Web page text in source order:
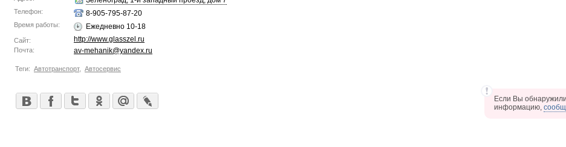
Телефон: 8-905-795-87-20
Время работы: Ежедневно 10-18
Сайт: http://www.glasszel.ru
Почта: av-mehanik@yandex.ru
Теги: Автотранспорт, Автосервис
Если Вы
информацию,